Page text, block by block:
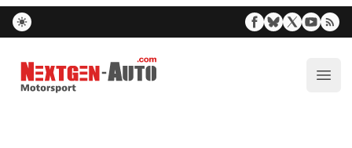
Nextgen-Auto.com